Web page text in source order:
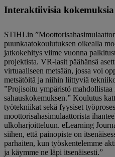
Interaktiivisia kokemuksia
STIHLin
puunkaatokoulutuksen oikealla
jatkokehitys viime vuonna
projektista. VR-lasit päähänsä
virtuaaliseen metsään, jossa voi
metsätöitä ja niihin liittyviä
”Projisoitu ympäristö
sahauskokemuksen.” Koulutus
työtekniikat sekä fyysiset
moottorisahasimulaattorista
ulkoharjoitteluun. eLearning
siihen, että painopiste on
parhaiten, kun työskentelemme
ja käymme ne läpi itsenäisesti.”